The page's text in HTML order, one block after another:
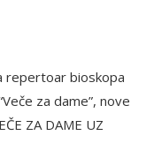
repertoar bioskopa
za dame”, nove
ZA DAME UZ